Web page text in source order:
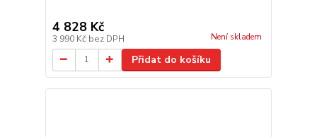
4 828 Kč
3 990 Kč bez DPH Není skladem
Přidat do košíku